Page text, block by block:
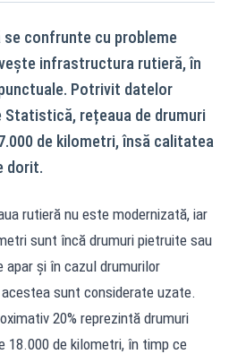
se confrunte cu probleme
infrastructura rutieră, în
Potrivit datelor
rețeaua de drumuri
de kilometri, însă calitatea
dorit.
rutieră nu este modernizată, iar
sunt încă drumuri pietruite sau
apar și în cazul drumurilor
sunt considerate uzate.
20% reprezintă drumuri
18.000 de kilometri, în timp ce